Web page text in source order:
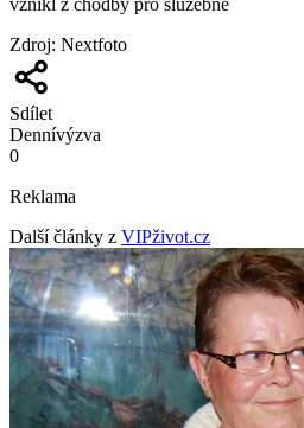
Zdroj: Nextfoto
Sdílet
Dennívýzva
0
Reklama
Další články z VIPživot.cz